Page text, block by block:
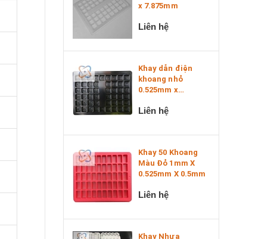
x 7.875mm
Liên hệ
Khay dẫn điện
khoang nhỏ
0.525mm x
Liên hệ
Khay 50 Khoang
Màu Đỏ 1mm X
0.525mm X 0.5mm
Liên hệ
Khay Nhựa